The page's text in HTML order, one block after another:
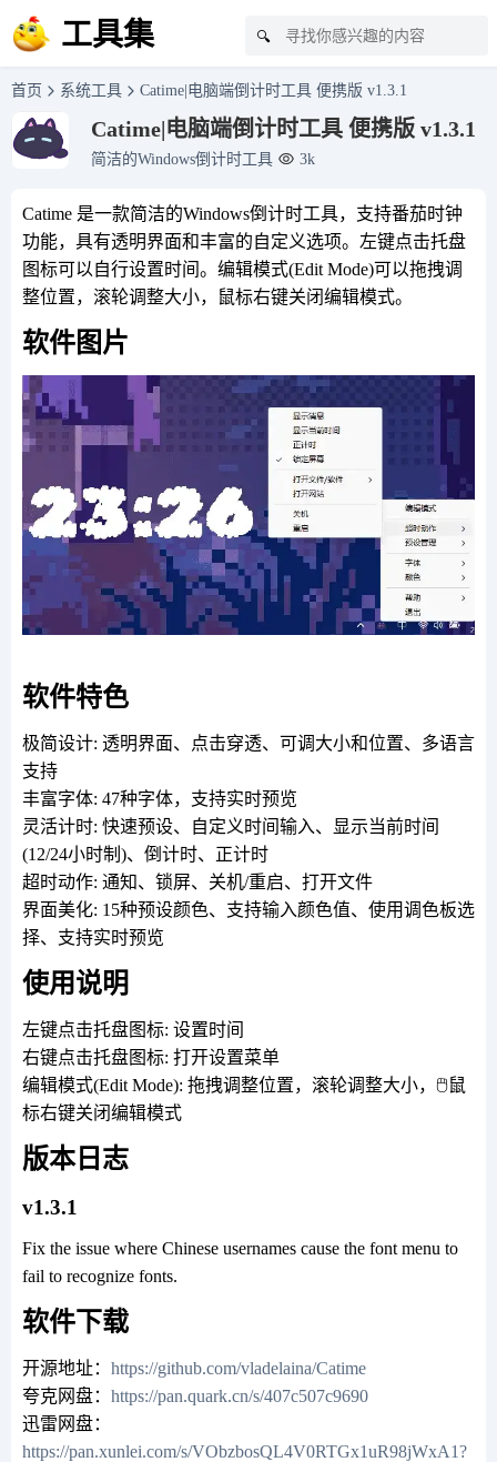
工具集 🔍
首页 系统工具 Catime|电脑端倒计时工具 便携版 v1.3.1
Catime|电脑端倒计时工具 便携版 v1.3.1
简洁的Windows倒计时工具 3k
Catime 是一款简洁的Windows倒计时工具，支持番茄时钟
功能，具有透明界面和丰富的自定义选项。左键点击托盘
图标可以自行设置时间。编辑模式(Edit Mode)可以拖拽调
整位置，滚轮调整大小，鼠标右键关闭编辑模式。
软件图片
软件特色
极简设计: 透明界面、点击穿透、可调大小和位置、多语言
支持
丰富字体: 47种字体，支持实时预览
灵活计时: 快速预设、自定义时间输入、显示当前时间
(12/24小时制)、倒计时、正计时
超时动作: 通知、锁屏、关机/重启、打开文件
界面美化: 15种预设颜色、支持输入颜色值、使用调色板选
择、支持实时预览
使用说明
左键点击托盘图标: 设置时间
右键点击托盘图标: 打开设置菜单
编辑模式(Edit Mode): 拖拽调整位置，滚轮调整大小，🖱️鼠
标右键关闭编辑模式
版本日志
v1.3.1
Fix the issue where Chinese usernames cause the font menu to
fail to recognize fonts.
软件下载
开源地址： https://github.com/vladelaina/Catime
夸克网盘： https://pan.quark.cn/s/407c507c9690
迅雷网盘：
https://pan.xunlei.com/s/VObzbosQL4V0RTGx1uR98jWxA1?